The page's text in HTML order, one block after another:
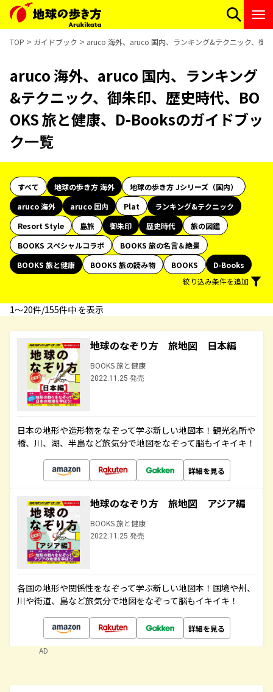
TOP ガイドブック aruco 海外、aruco 国内、ランキング&テクニック、御
aruco 海外、aruco 国内、ランキング
&テクニック、御朱印、歴史時代、BO
OKS 旅と健康、D-Booksのガイドブッ
ク一覧
すべて 地球の歩き方 海外
地球の歩き方 Jシリーズ（国内）
aruco 海外
aruco 国内 Plat
ランキング&テクニック
Resort Style
島旅 御朱印 歴史時代
旅の図鑑
BOOKS スペシャルコラボ
BOOKS 旅の名言＆絶景
BOOKS 旅と健康
BOOKS 旅の読み物 BOOKS
D-Books
絞り込み条件を追加
1〜20件/155件中 を表示
地球のなぞり方 旅地図 日本編
BOOKS 旅と健康
2022.11.25 発売
日本の地形や造形物をなぞって学ぶ新しい地図本！観光名所や
橋、川、湖、半島など旅気分で地図をなぞって脳もイキイキ！
詳細を見る
地球のなぞり方 旅地図 アジア編
BOOKS 旅と健康
2022.11.25 発売
各国の地形や関係性をなぞって学ぶ新しい地図本！国境や州、
川や街道、島など旅気分で地図をなぞって脳もイキイキ！
詳細を見る
AD